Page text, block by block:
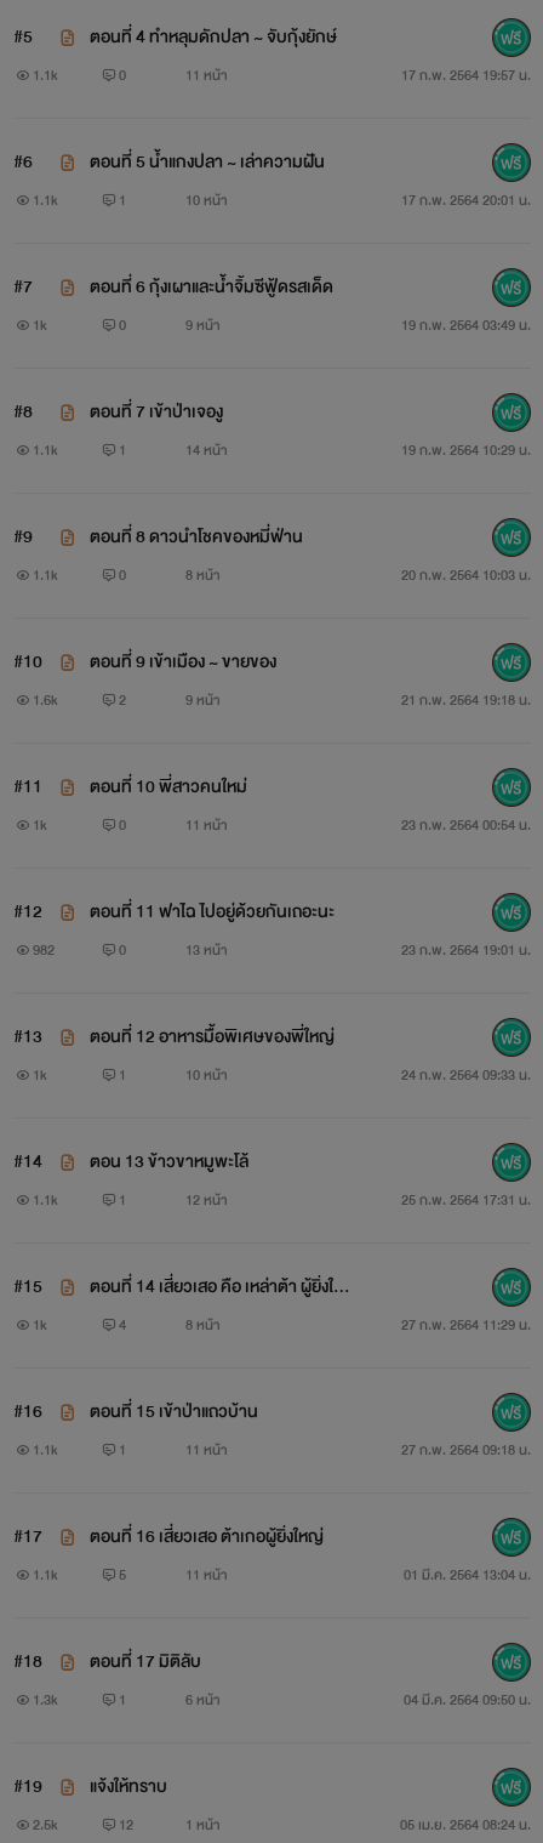
" จะบ้าหรอวะ จะถามหาความรักทำใม ในเมื่อเราคบกันต่าง
คนต่างได้ผลประโยชน์เธอช่วยฉันเรื่องเรียน ฉันยอมเป็นแฟนเธอ
" เพราะเต๋อคิดแบบนี้ใช่ไหม เต๋อถึงนอกใจข้าวมาตลอด "
" เธอรู้ด้วยหรอวะ รักฉันมากเลยสินะ ถึงยอมเงียบอยู่ได้ตั้ง
แก่ตัว คิดจะรั้งฉันไว้โดยการเห็นความเดือดร้อนของฉันเป็นผล
ประโยชน์ของตนเอง มันน่าสมเพชวะ "
#5 ตอนที่ 4 ทำหลุมดักปลา ~ จับกุ้งยักษ์
1.1k 0 11 หน้า 17 ก.พ. 2564 19:57 น.
#6 ตอนที่ 5 น้ำแกงปลา ~ เล่าความฝัน
1.1k 1 10 หน้า 17 ก.พ. 2564 20:01 น.
#7 ตอนที่ 6 กุ้งเผาและน้ำจิ้มซีฟู้ดรสเด็ด
1k 0 9 หน้า 19 ก.พ. 2564 03:49 น.
#8 ตอนที่ 7 เข้าป่าเจองู
1.1k 1 14 หน้า 19 ก.พ. 2564 10:29 น.
#9 ตอนที่ 8 ดาวนำโชคของหมี่ฟ่าน
1.1k 0 8 หน้า 20 ก.พ. 2564 10:03 น.
#10 ตอนที่ 9 เข้าเมือง ~ ขายของ
1.6k 2 9 หน้า 21 ก.พ. 2564 19:18 น.
#11 ตอนที่ 10 พี่สาวคนใหม่
1k 0 11 หน้า 23 ก.พ. 2564 00:54 น.
#12 ตอนที่ 11 ฟาไฉ ไปอยู่ด้วยกันเถอะนะ
982 0 13 หน้า 23 ก.พ. 2564 19:01 น.
#13 ตอนที่ 12 อาหารมื้อพิเศษของพี่ใหญ่
1k 1 10 หน้า 24 ก.พ. 2564 09:33 น.
#14 ตอน 13 ข้าวขาหมูพะโล้
1.1k 1 12 หน้า 25 ก.พ. 2564 17:31 น.
#15
ตอนที่ 14 เสี่ยวเสอ คือ เหล่าต้า ผู้ยิ่งให
ญ่ แก้ไข
1k 4 8 หน้า 27 ก.พ. 2564 11:29 น.
#16 ตอนที่ 15 เข้าป่าแถวบ้าน
1.1k 1 11 หน้า 27 ก.พ. 2564 09:18 น.
#17 ตอนที่ 16 เสี่ยวเสอ ต้าเกอผู้ยิ่งใหญ่
1.1k 5 11 หน้า 01 มี.ค. 2564 13:04 น.
#18 ตอนที่ 17 มิติลับ
1.3k 1 6 หน้า 04 มี.ค. 2564 09:50 น.
#19 แจ้งให้ทราบ
2.5k 12 1 หน้า 05 เม.ย. 2564 08:24 น.